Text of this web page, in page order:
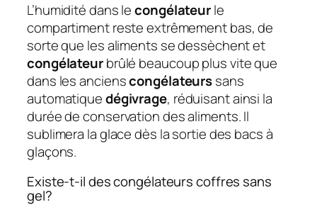
L’humidité dans lecongélateurle
compartiment reste extrêmement bas, de
sorte que les aliments se dessèchent et
congélateurbrûlé beaucoup plus vite que
dans les ancienscongélateurssans
automatiquedégivrage, réduisant ainsi la
durée de conservation des aliments. Il
sublimera la glace dès la sortie des bacs à
glaçons.
Existe-t-il des congélateurs coffres sans
gel?